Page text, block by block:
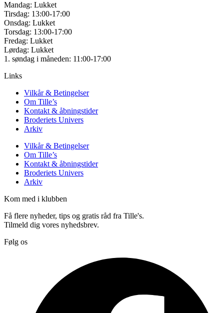
Mandag: Lukket
Tirsdag: 13:00-17:00
Onsdag: Lukket
Torsdag: 13:00-17:00
Fredag: Lukket
Lørdag: Lukket
1. søndag i måneden: 11:00-17:00
Links
Vilkår & Betingelser
Om Tille’s
Kontakt & åbningstider
Broderiets Univers
Arkiv
Vilkår & Betingelser
Om Tille’s
Kontakt & åbningstider
Broderiets Univers
Arkiv
Kom med i klubben
Få flere nyheder, tips og gratis råd fra Tille's.
Tilmeld dig vores nyhedsbrev.
Følg os